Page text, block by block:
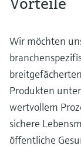
Wir möchten
Produkten
wertvollem
sichere
öffentliche